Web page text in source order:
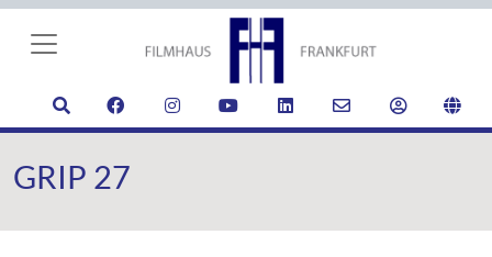
GRIP 27